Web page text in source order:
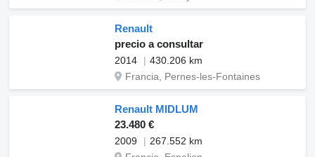
Renault
precio a consultar
2014
430.206 km
Francia, Pernes-les-Fontaines
Renault MIDLUM
23.480 €
2009
267.552 km